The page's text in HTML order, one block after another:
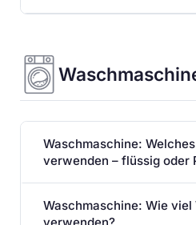
Waschmaschine:
verwenden – flüssig oder
Waschmaschine: Wie viel
verwenden?